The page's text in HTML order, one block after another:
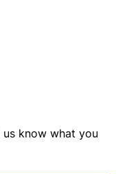
know what you